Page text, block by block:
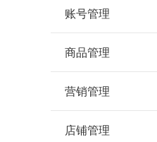
账号管理
商品管理
营销管理
店铺管理